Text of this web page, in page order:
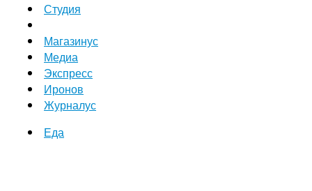
Студия
Магазинус
Медиа
Экспресс
Иронов
Журналус
Еда